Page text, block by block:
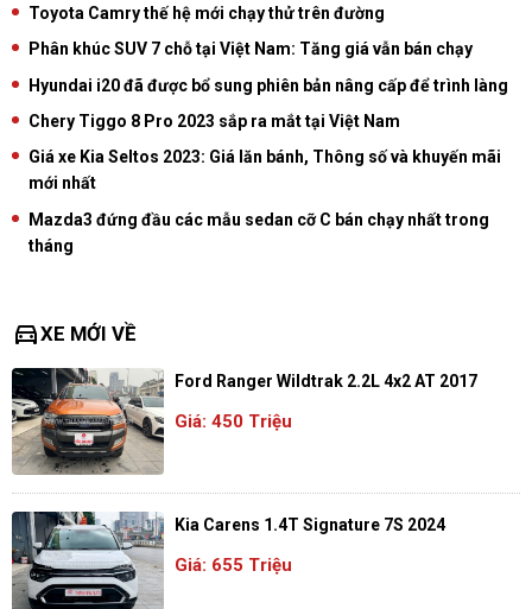
Toyota Camry thế hệ mới chạy thử trên đường
Phân khúc SUV 7 chỗ tại Việt Nam: Tăng giá vẫn bán chạy
Hyundai i20 đã được bổ sung phiên bản nâng cấp để trình làng
Chery Tiggo 8 Pro 2023 sắp ra mắt tại Việt Nam
Giá xe Kia Seltos 2023: Giá lăn bánh, Thông số và khuyến mãi
mới nhất
Mazda3 đứng đầu các mẫu sedan cỡ C bán chạy nhất trong
tháng
directions_carXE MỚI VỀ
Ford Ranger Wildtrak 2.2L 4x2 AT 2017
Giá: 450 Triệu
Kia Carens 1.4T Signature 7S 2024
Giá: 655 Triệu